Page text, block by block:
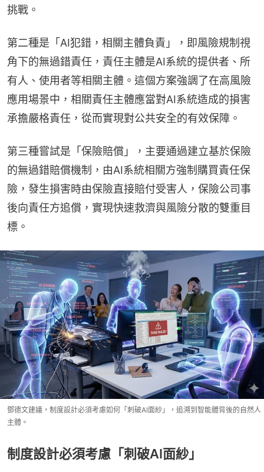
挑戰。
第二種是「AI犯錯，相關主體負責」，即風險規制視
角下的無過錯責任，責任主體是AI系統的提供者、所
有人、使用者等相關主體。這個方案強調了在高風險
應用場景中，相關責任主體應當對AI系統造成的損害
承擔嚴格責任，從而實現對公共安全的有效保障。
第三種嘗試是「保險賠償」，主要通過建立基於保險
的無過錯賠償機制，由AI系統相關方強制購買責任保
險，發生損害時由保險直接賠付受害人，保險公司事
後向責任方追償，實現快速救濟與風險分散的雙重目
標。
鄧德文建議，制度設計必須考慮如何「刺破AI面紗」，追溯到智能體背後的自然人
主體。
制度設計必須考慮「刺破AI面紗」